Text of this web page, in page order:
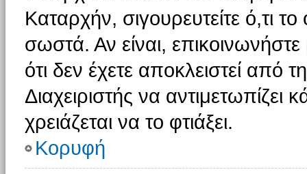
Καταρχήν, σιγουρευτείτε ό,τι
σωστά. Αν είναι, επικοινωνήστε
ότι δεν έχετε αποκλειστεί από
Διαχειριστής να αντιμετωπίζει
χρειάζεται να το φτιάξει.
Κορυφή